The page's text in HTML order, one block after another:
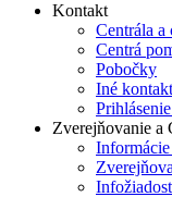
Kontakt
Centrála a
Centrá
Pobočky
Iné
Zverejňovanie a